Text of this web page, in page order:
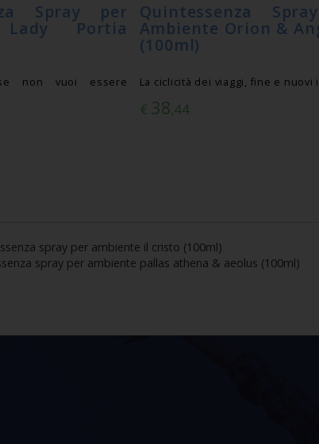
Spray per
Lady Portia
non vuoi essere
Quintessenza
Ambiente Orion &
(100ml)
La ciclicità dei viaggi, fine e nuovi
€ 38,44
spray per ambiente il cristo (100ml)
spray per ambiente pallas athena & aeolus (100ml)